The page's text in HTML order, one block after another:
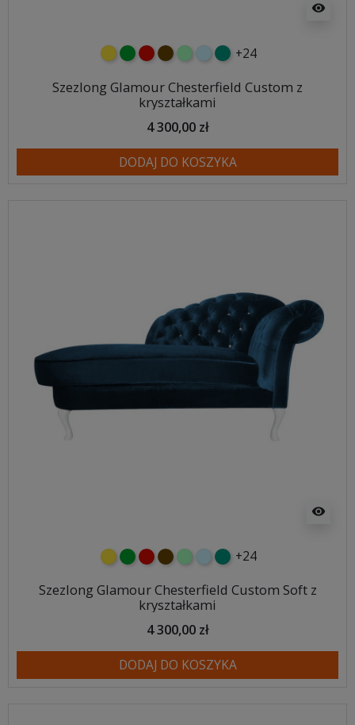
visibility
żółtyzielonyczerwony
czekoladowy
miętowybłękitny
turkusowy
+24
Szezlong Glamour Chesterfield Custom z
kryształkami
4 300,00 zł
DODAJ DO KOSZYKA
visibility
żółtyzielonyczerwony
czekoladowy
miętowybłękitny
turkusowy
+24
Szezlong Glamour Chesterfield Custom Soft z
kryształkami
4 300,00 zł
DODAJ DO KOSZYKA